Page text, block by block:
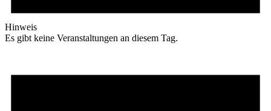
Hinweis
Es gibt keine Veranstaltungen an diesem Tag.